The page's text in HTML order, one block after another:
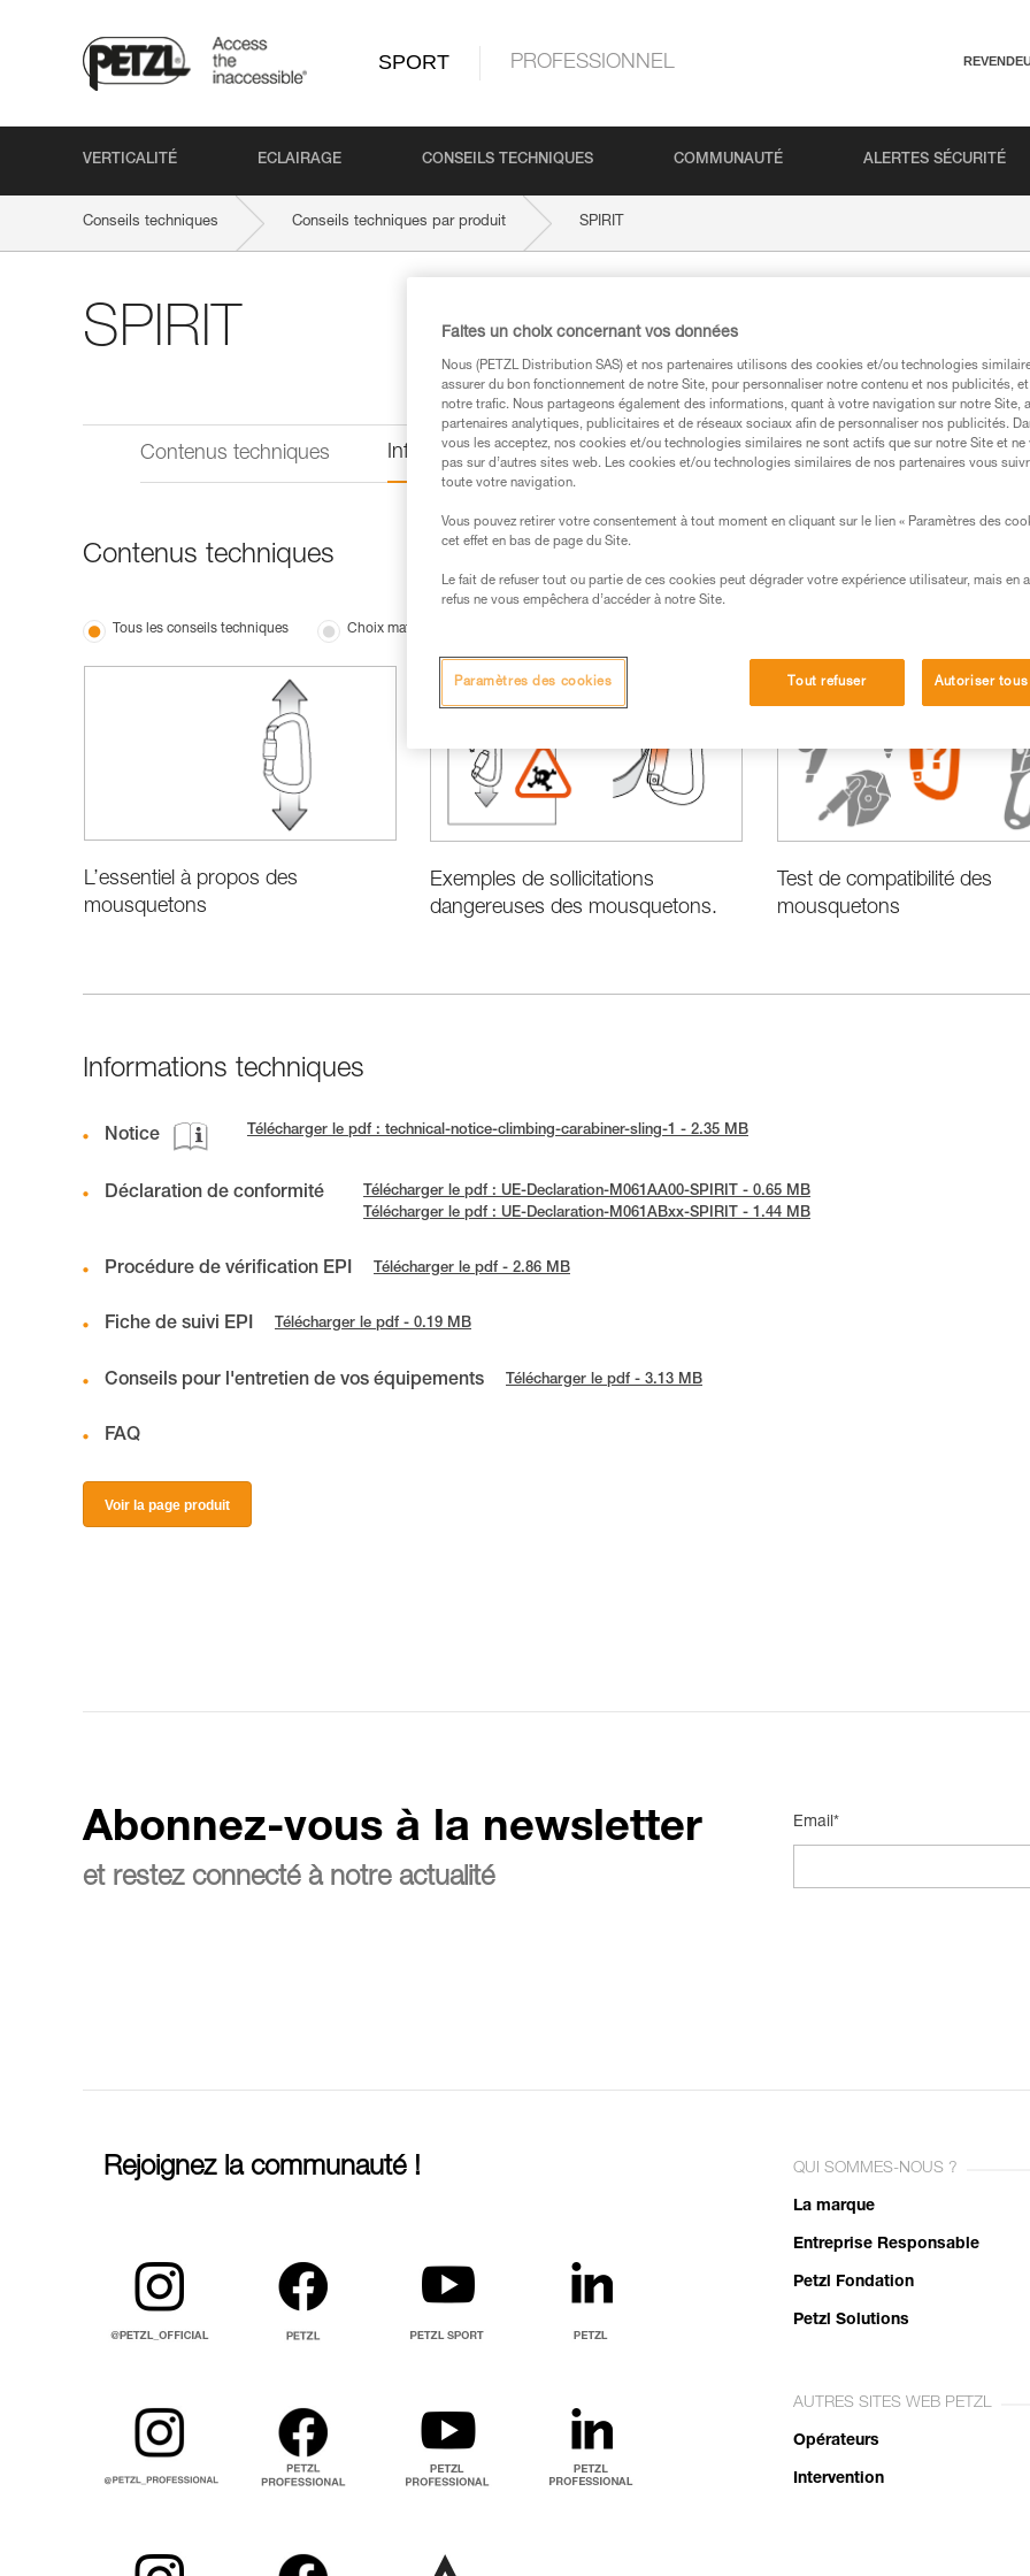
SPORT PROFESSIONNEL
VERTICALITÉ ECLAIRAGE CONSEILS TECHNIQUES COMMUNAUTÉ ALERTES SÉCURITÉ
Conseils techniques Conseils techniques par produit SPIRIT
SPIRIT
Contenus techniques Informations techniques
Contenus techniques
Tous les conseils techniques Choix matériel
L’essentiel à propos des
mousquetons
Exemples de sollicitations
dangereuses des mousquetons.
Test de compatibilité des
mousquetons
Informations techniques
Notice Télécharger le pdf : technical-notice-climbing-carabiner-sling-1 - 2.35 MB
Déclaration de conformité
Télécharger le pdf : UE-Declaration-M061AA00-SPIRIT - 0.65 MB
Télécharger le pdf : UE-Declaration-M061ABxx-SPIRIT - 1.44 MB
Procédure de vérification EPI Télécharger le pdf - 2.86 MB
Fiche de suivi EPI Télécharger le pdf - 0.19 MB
Conseils pour l'entretien de vos équipements Télécharger le pdf - 3.13 MB
FAQ
Voir la page produit
Abonnez-vous à la newsletter
et restez connecté à notre actualité
Email*
Rejoignez la communauté ! QUI SOMMES-NOUS ?
La marque
Entreprise Responsable
Petzl Fondation
Petzl Solutions
AUTRES SITES WEB PETZL
Opérateurs
Intervention
Faites un choix concernant vos données
Nous (PETZL Distribution SAS) et nos partenaires utilisons des cookies et/ou technologies
assurer du bon fonctionnement de notre Site, pour personnaliser notre contenu et nos publicités,
notre trafic. Nous partageons également des informations, quant à votre navigation sur notre Site,
partenaires analytiques, publicitaires et de réseaux sociaux afin de personnaliser nos publicités.
vous les acceptez, nos cookies et/ou technologies similaires ne sont actifs que sur notre Site et ne
pas sur d’autres sites web. Les cookies et/ou technologies similaires de nos partenaires vous
toute votre navigation.
Vous pouvez retirer votre consentement à tout moment en cliquant sur le lien « Paramètres des
cet effet en bas de page du Site.
Le fait de refuser tout ou partie de ces cookies peut dégrader votre expérience utilisateur, mais en
refus ne vous empêchera d’accéder à notre Site.
Tout refuser Autoriser
Paramètres des cookies